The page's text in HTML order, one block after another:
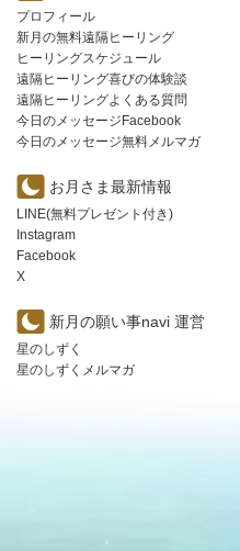
プロフィール
新月の無料遠隔ヒーリング
ヒーリングスケジュール
遠隔ヒーリング喜びの体験談
遠隔ヒーリングよくある質問
今日のメッセージFacebook
今日のメッセージ無料メルマガ
お月さま最新情報
LINE(無料プレゼント付き)
Instagram
Facebook
X
新月の願い事navi 運営
星のしずく
星のしずくメルマガ